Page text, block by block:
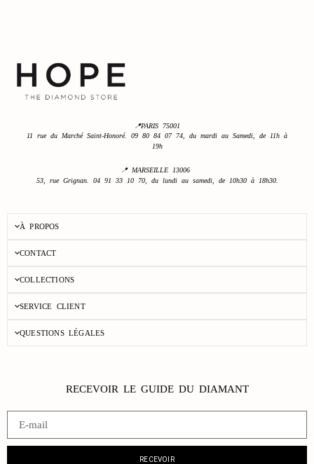
📍PARIS 75001
11 rue du Marché Saint-Honoré. 09 80 84 07 74, du mardi au Samedi, de 11h à
19h
📍 MARSEILLE 13006
53, rue Grignan. 04 91 33 10 70, du lundi au samedi, de 10h30 à 18h30.
À PROPOS
CONTACT
COLLECTIONS
SERVICE CLIENT
QUESTIONS LÉGALES
RECEVOIR LE GUIDE DU DIAMANT
RECEVOIR